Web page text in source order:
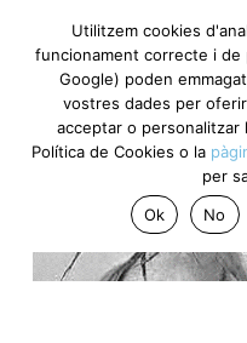
Utilitzem cookies
funcionament correcte i de
Google) poden
vostres dades per
acceptar o personalitzar
Política de Cookies o la
per
Ok
No